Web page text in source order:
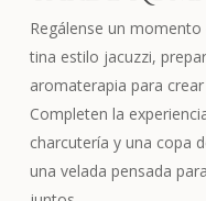
Regálense un
tina estilo jacuzzi,
aromaterapia para
Completen la
charcutería y una copa
una velada pensada